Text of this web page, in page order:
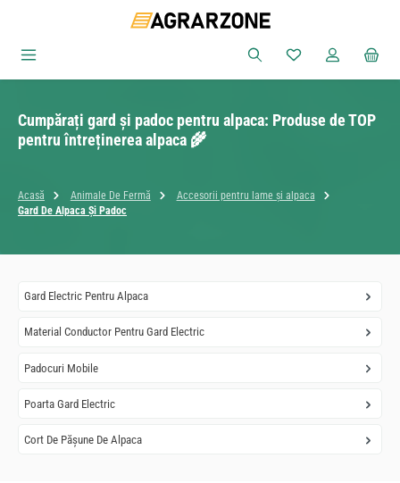
Sari la conținutul principal
Aveți 0 articole
Cumpărați gard și padoc pentru alpaca: Produse de TOP
pentru întreținerea alpaca 🌾
Acasă Animale De Fermă
Accesorii pentru lame și alpaca
Gard De Alpaca Și Padoc
Gard Electric Pentru Alpaca
Material Conductor Pentru Gard Electric
Padocuri Mobile
Poarta Gard Electric
Cort De Pășune De Alpaca